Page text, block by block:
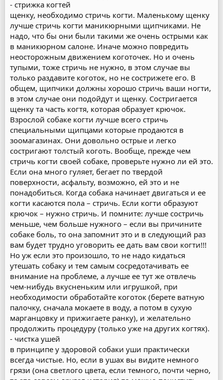
- стрижка когтей
щенку, необходимо стричь когти. Маленькому щенку
лучше стричь когти маникюрными щипчиками. Не
надо, что бы они были такими же очень острыми как
в маникюрном салоне. Иначе можно повредить
неосторожным движением коготочек. Но и очень
тупыми, тоже стричь не нужно, в этом случае вы
только раздавите коготок, но не сострижете его. В
общем, щипчики должны хорошо стричь ваши ногти,
в этом случае они подойдут и щенку. Состригается
щенку та часть когтя, которая образует крючок.
Взрослой собаке когти лучше всего стричь
специальными щипцами которые продаются в
зоомагазинах. Они довольно острые и легко
состригают толстый коготь. Вообще, прежде чем
стричь когти своей собаке, проверьте нужно ли ей это.
Если она много гуляет, бегает по твердой
поверхности, асфальту, возможно, ей это и не
понадобиться. Когда собака начинает двигаться и ее
когти касаются пола – стричь. Если когти образуют
крючок – нужно стричь. И помните: лучше состричь
меньше, чем больше нужного – если вы причините
собаке боль, то она запомнит это и в следующий раз
вам будет трудно уговорить ее дать вам свои когти!!!
Но уж если это произошло, то не надо кидаться
утешать собаку и тем самым сосредотачивать ее
внимание на проблеме, а лучше ее тут же отвлечь
чем-нибудь вкусненьким или игрушкой, при
необходимости обработайте коготок (берете ватную
палочку, сначала мокаете в воду, а потом в сухую
марганцовку и прижигаете ранку), и желательно
продолжить процедуру (только уже на других когтях).
- чистка ушей
в принципе у здоровой собаки уши практически
всегда чистые. Но, если в ушах вы видите немного
грязи (она светлого цвета, если темного, почти черно,